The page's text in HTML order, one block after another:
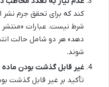
کند که برای تحقق جرم نشر
شرط نیست. عبارات «منتشر
دهد» هر دو شامل حالت
شوند.
غیر قابل گذشت بودن ماده ۷۴۶:
تأکید بر غیر قابل گذشت